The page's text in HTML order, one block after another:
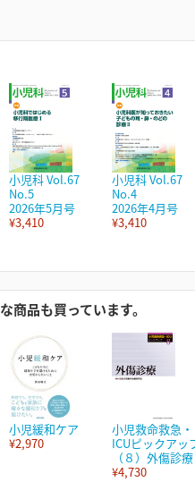
小児科 Vol.67
No.5
2026年5月号
¥3,410
小児科 Vol.67
No.4
2026年4月号
¥3,410
商品も買っています。
小児緩和ケア
¥2,970
小児救命救急・
ICUピックアッ
（８）外傷診療
¥4,730